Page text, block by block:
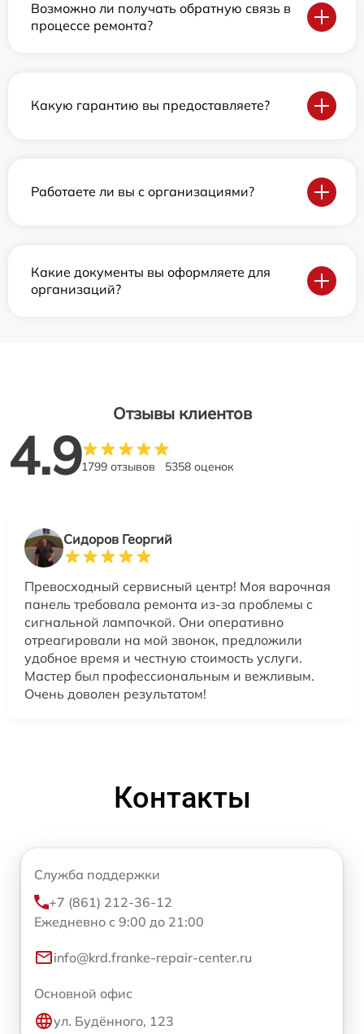
Возможно ли получать обратную связь в
процессе ремонта?
Какую гарантию вы предоставляете?
Работаете ли вы с организациями?
Какие документы вы оформляете для
организаций?
Отзывы клиентов
4.91799 отзывов 5358 оценок
Сидоров Георгий
Превосходный сервисный центр! Моя варочная
панель требовала ремонта из-за проблемы с
сигнальной лампочкой. Они оперативно
отреагировали на мой звонок, предложили
удобное время и честную стоимость услуги.
Мастер был профессиональным и вежливым.
Очень доволен результатом!
Контакты
Служба поддержки
+7 (861) 212-36-12
Ежедневно с 9:00 до 21:00
info@krd.franke-repair-center.ru
Основной офис
ул. Будённого, 123